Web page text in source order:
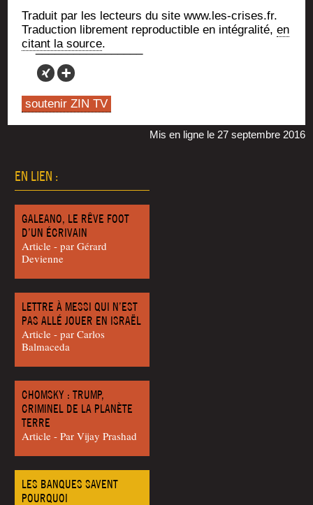
EN LIEN :
GALEANO, LE RÊVE FOOT
D’UN ÉCRIVAIN
Article - par Gérard
Devienne
LETTRE À MESSI QUI N’EST
PAS ALLÉ JOUER EN ISRAËL
Article - par Car­los
Balmaceda
CHOMSKY : TRUMP,
CRIMINEL DE LA PLANÈTE
TERRE
Article - Par Vijay Prashad
LES BANQUES SAVENT
POURQUOI
Tra­duit par les lec­teurs du site www.les-crises.fr.
Tra­duc­tion libre­ment repro­duc­tible en inté­gra­li­té,en
citant la source.
soutenir ZIN TV
Mis en ligne le 27 septembre 2016